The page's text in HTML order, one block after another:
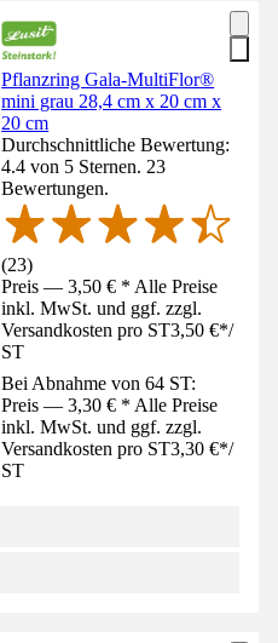
Pflanzring Gala-MultiFlor®
mini grau 28,4 cm x 20 cm x
20 cm
Durchschnittliche Bewertung:
4.4 von 5 Sternen. 23
Bewertungen.
(23)
Preis — 3,50 € * Alle Preise
inkl. MwSt. und ggf. zzgl.
Versandkosten pro ST3,50 €*/
ST
Bei Abnahme von 64 ST:
Preis — 3,30 € * Alle Preise
inkl. MwSt. und ggf. zzgl.
Versandkosten pro ST3,30 €*/
ST